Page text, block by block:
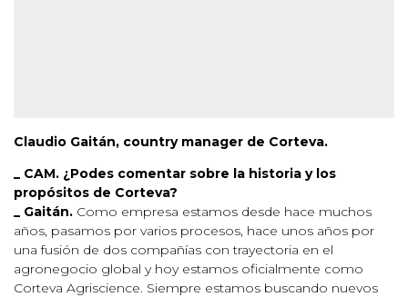
Claudio Gaitán, country manager de Corteva.
_ CAM. ¿Podes comentar sobre la historia y los
propósitos de Corteva?
_ Gaitán. Como empresa estamos desde hace muchos
años, pasamos por varios procesos, hace unos años por
una fusión de dos compañías con trayectoria en el
agronegocio global y hoy estamos oficialmente como
Corteva Agriscience. Siempre estamos buscando nuevos